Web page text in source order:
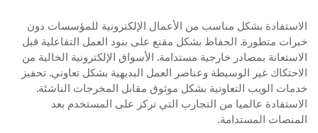
الاستفادة بشكل مناسب من الأعمال الإلكترونية للمؤسسات دون
خبرات متطورة. الحفاظ بشكل مقنع على بنود العمل التفاعلية قبل
الاستعانة بمصادر خارجية مستدامة. الأسواق الإلكترونية الخالية من
الاحتكاك غير الوسيطة وعناصر العمل البديهية بشكل تعاوني. تحفيز
خدمات الويب التعاونية بشكل موثوق مقابل المخرجات الناشئة.
الاستفادة عالميا من التجارب التي تركز على المستخدم بعد
المنصات المستدامة.